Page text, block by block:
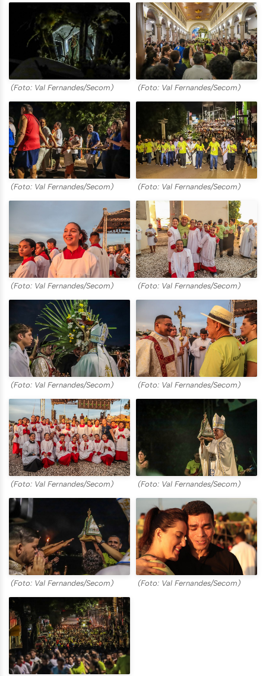
(Foto: Val Fernandes/Secom) (Foto: Val Fernandes/Secom)
(Foto: Val Fernandes/Secom) (Foto: Val Fernandes/Secom)
(Foto: Val Fernandes/Secom) (Foto: Val Fernandes/Secom)
(Foto: Val Fernandes/Secom) (Foto: Val Fernandes/Secom)
(Foto: Val Fernandes/Secom) (Foto: Val Fernandes/Secom)
(Foto: Val Fernandes/Secom) (Foto: Val Fernandes/Secom)